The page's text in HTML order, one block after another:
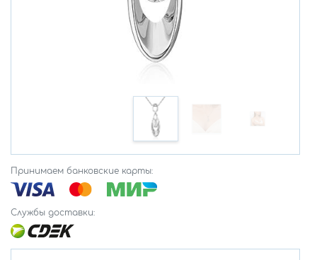
Принимаем банковские карты:
Службы доставки: